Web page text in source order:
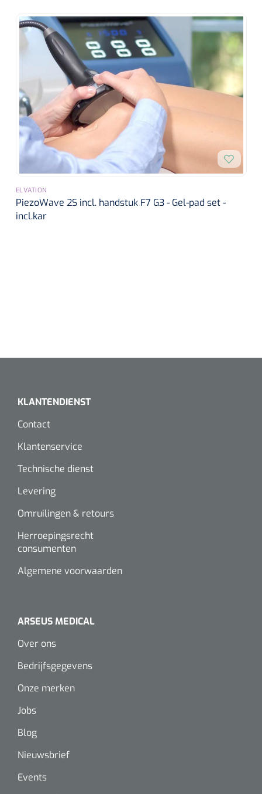
ELVATION
PiezoWave 2S incl. handstuk F7 G3 - Gel-pad set -
incl.kar
KLANTENDIENST
Contact
Klantenservice
Technische dienst
Levering
Omruilingen & retours
Herroepingsrecht
consumenten
Algemene voorwaarden
ARSEUS MEDICAL
Over ons
Bedrijfsgegevens
Onze merken
Jobs
Blog
Nieuwsbrief
Events